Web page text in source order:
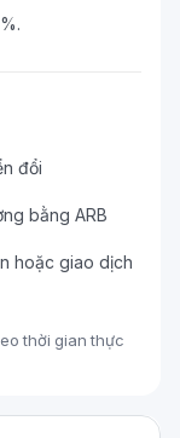
đổi
bằng ARB
hoặc giao dịch
thời gian thực